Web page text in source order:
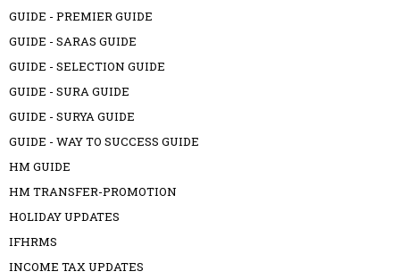
GUIDE - PREMIER GUIDE
GUIDE - SARAS GUIDE
GUIDE - SELECTION GUIDE
GUIDE - SURA GUIDE
GUIDE - SURYA GUIDE
GUIDE - WAY TO SUCCESS GUIDE
HM GUIDE
HM TRANSFER-PROMOTION
HOLIDAY UPDATES
IFHRMS
INCOME TAX UPDATES